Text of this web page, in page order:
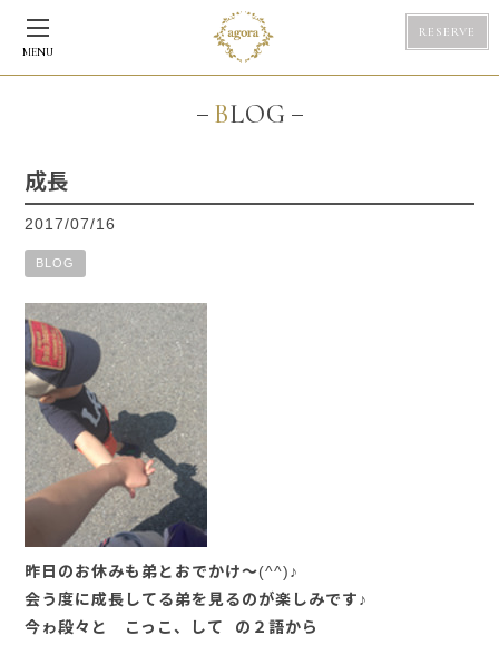
MENU
RESERVE
BLOG
成長
2017/07/16
BLOG
昨日のお休みも弟とおでかけ～(^^)♪
会う度に成長してる弟を見るのが楽しみです♪
今ゎ段々と こっこ、して の２語から